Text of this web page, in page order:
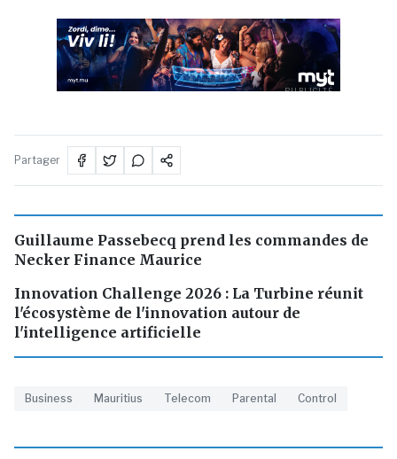
PUBLICITÉ
Partager
Guillaume Passebecq prend les commandes de
Necker Finance Maurice
Innovation Challenge 2026 : La Turbine réunit
l'écosystème de l'innovation autour de
l'intelligence artificielle
Business Mauritius Telecom Parental Control